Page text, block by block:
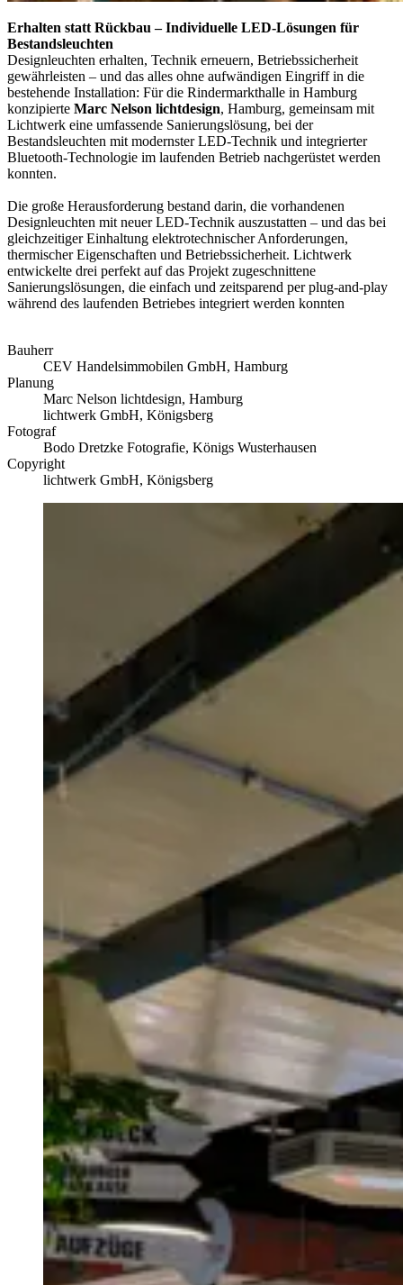
Erhalten statt Rückbau – Individuelle LED-Lösungen für
Bestandsleuchten
Designleuchten erhalten, Technik erneuern, Betriebssicherheit
gewährleisten – und das alles ohne aufwändigen Eingriff in die
bestehende Installation: Für die Rindermarkthalle in Hamburg
konzipierte Marc Nelson lichtdesign, Hamburg, gemeinsam mit
Lichtwerk eine umfassende Sanierungslösung, bei der
Bestandsleuchten mit modernster LED-Technik und integrierter
Bluetooth-Technologie im laufenden Betrieb nachgerüstet werden
konnten.
Die große Herausforderung bestand darin, die vorhandenen
Designleuchten mit neuer LED-Technik auszustatten – und das bei
gleichzeitiger Einhaltung elektrotechnischer Anforderungen,
thermischer Eigenschaften und Betriebssicherheit. Lichtwerk
entwickelte drei perfekt auf das Projekt zugeschnittene
Sanierungslösungen, die einfach und zeitsparend per plug-and-play
während des laufenden Betriebes integriert werden konnten
Bauherr
CEV Handelsimmobilen GmbH, Hamburg
Planung
Marc Nelson lichtdesign, Hamburg
lichtwerk GmbH, Königsberg
Fotograf
Bodo Dretzke Fotografie, Königs Wusterhausen
Copyright
lichtwerk GmbH, Königsberg